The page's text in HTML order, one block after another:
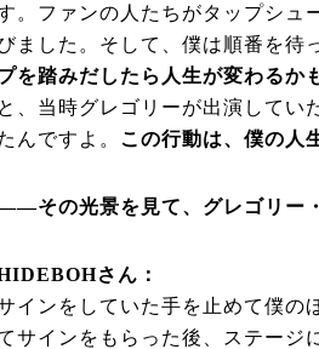
。ファンの人たちがタップシュ
ました。そして、僕は順番を待
を踏みだしたら人生が変わるか
と、当時グレゴリーが出演してい
んですよ。 この行動は、僕の人
その光景を見て、グレゴリー
さん：
インをしていた手を止めて僕の
サインをもらった後、ステージ